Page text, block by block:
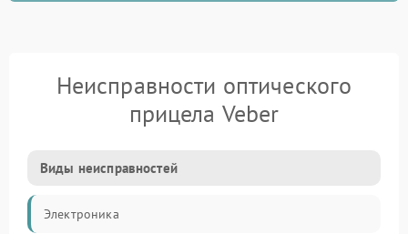
Неисправности оптического
прицела Veber
Виды неисправностей
Электроника